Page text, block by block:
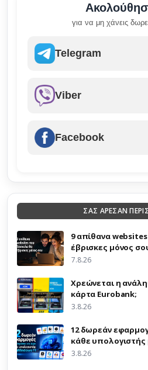
για να μη χάνεις
Telegram
Viber
Facebook
ΣΑΣ ΑΡΕΣΑΝ
9 απίθανα
έβρισκες μόνος
7.8.26
Χρεώνεται η
κάρτα Eurobank;
3.8.26
12 δωρεάν
κάθε υπολογιστής
3.8.26